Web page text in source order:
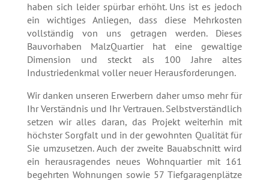
haben sich leider spürbar erhöht. Uns ist es jedoch
ein wichtiges Anliegen, dass diese Mehrkosten
vollständig von uns getragen werden. Dieses
Bauvorhaben MalzQuartier hat eine gewaltige
Dimension und steckt als 100 Jahre altes
Industriedenkmal voller neuer Herausforderungen.
Wir danken unseren Erwerbern daher umso mehr für
Ihr Verständnis und Ihr Vertrauen. Selbstverständlich
setzen wir alles daran, das Projekt weiterhin mit
höchster Sorgfalt und in der gewohnten Qualität für
Sie umzusetzen. Auch der zweite Bauabschnitt wird
ein herausragendes neues Wohnquartier mit 161
begehrten Wohnungen sowie 57 Tiefgaragenplätze